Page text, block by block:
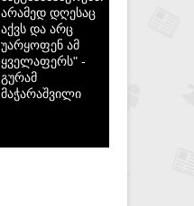
არამედ დღესაც
აქვს და არც
უარყოფენ ამ
ყველაფერს" -
გურამ
მაჭარაშვილი